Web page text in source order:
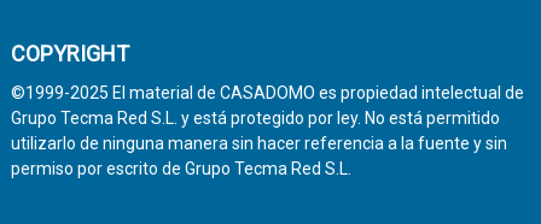
COPYRIGHT
©1999-2025 El material de CASADOMO es propiedad intelectual de
Grupo Tecma Red S.L. y está protegido por ley. No está permitido
utilizarlo de ninguna manera sin hacer referencia a la fuente y sin
permiso por escrito de Grupo Tecma Red S.L.